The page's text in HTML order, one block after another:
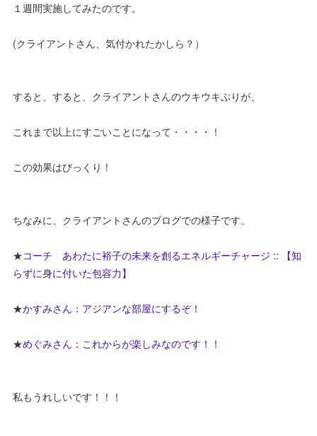
１週間実施してみたのです。
(クライアントさん、気付かれたかしら？）
すると、すると、クライアントさんのウキウキぶりが、
これまで以上にすごいことになって・・・・！
この効果はびっくり！
ちなみに、クライアントさんのブログでの様子です。
★コーチ あわたに裕子の未来を創るエネルギーチャージ :: 【知
らずに身に付いた包容力】
★かすみさん：アジアンな部屋にするぞ！
★めぐみさん：これからが楽しみなのです！！
私もうれしいです！！！